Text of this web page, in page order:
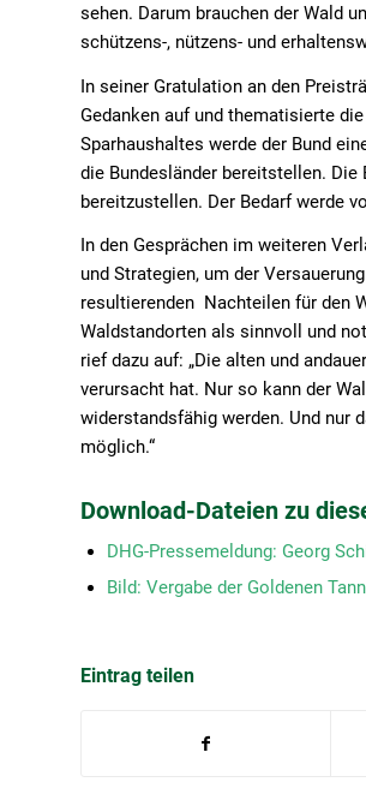
sehen. Darum brauchen der Wald
schützens-, nützens- und
In seiner Gratulation an den
Gedanken auf und thematisierte
Sparhaushaltes werde der Bund
die Bundesländer bereitstellen.
bereitzustellen. Der Bedarf werde
In den Gesprächen im weiteren
und Strategien, um der
resultierenden Nachteilen für den
Waldstandorten als sinnvoll und
rief dazu auf: „Die alten und
verursacht hat. Nur so kann der
widerstandsfähig werden. Und nur
möglich.“
Download-Dateien zu
DHG-Pressemeldung: Georg
Bild: Vergabe der Goldenen
Eintrag teilen